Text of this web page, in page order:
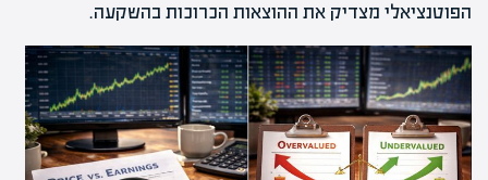
הפוטנציאלי מצדיק את ההוצאות הכרוכות בהשקעה.